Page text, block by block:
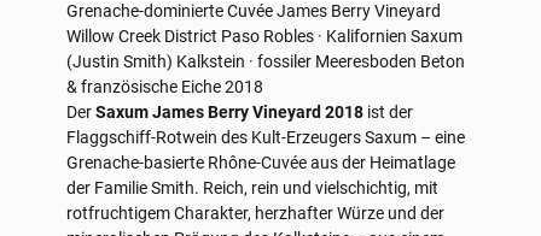
Grenache-dominierte CuvéeJames Berry Vineyard
Willow Creek District Paso Robles · Kalifornien Saxum
(Justin Smith) Kalkstein · fossiler Meeresboden Beton
& französische Eiche2018
DerSaxum James Berry Vineyard 2018 ist der
Flaggschiff-Rotwein des Kult-Erzeugers Saxum – eine
Grenache-basierte Rhône-Cuvée aus der Heimatlage
der Familie Smith. Reich, rein und vielschichtig, mit
rotfruchtigem Charakter, herzhafter Würze und der